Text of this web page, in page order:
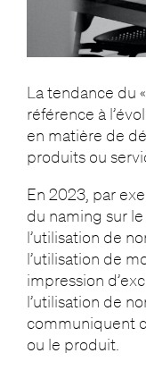
La tendance du
référence à
en matière de
produits ou
En 2023, par
du naming sur
l’utilisation de
l’utilisation de
impression
l’utilisation de
communiquent
ou le produit.